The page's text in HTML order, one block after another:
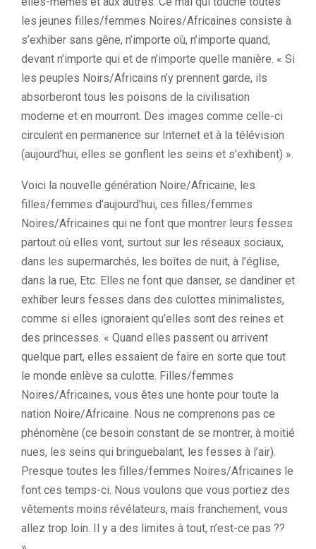
les jeunes filles/femmes Noires/Africaines consiste à
s’exhiber sans gêne, n’importe où, n’importe quand,
devant n’importe qui et de n’importe quelle manière. « Si
les peuples Noirs/Africains n’y prennent garde, ils
absorberont tous les poisons de la civilisation
moderne et en mourront. Des images comme celle-ci
circulent en permanence sur Internet et à la télévision
(aujourd’hui, elles se gonflent les seins et s’exhibent) ».
Voici la nouvelle génération Noire/Africaine, les
filles/femmes d’aujourd’hui, ces filles/femmes
Noires/Africaines qui ne font que montrer leurs fesses
partout où elles vont, surtout sur les réseaux sociaux,
dans les supermarchés, les boîtes de nuit, à l’église,
dans la rue, Etc. Elles ne font que danser, se dandiner et
exhiber leurs fesses dans des culottes minimalistes,
comme si elles ignoraient qu’elles sont des reines et
des princesses. « Quand elles passent ou arrivent
quelque part, elles essaient de faire en sorte que tout
le monde enlève sa culotte. Filles/femmes
Noires/Africaines, vous êtes une honte pour toute la
nation Noire/Africaine. Nous ne comprenons pas ce
phénomène (ce besoin constant de se montrer, à moitié
nues, les seins qui bringuebalant, les fesses à l’air).
Presque toutes les filles/femmes Noires/Africaines le
font ces temps-ci. Nous voulons que vous portiez des
vêtements moins révélateurs, mais franchement, vous
allez trop loin. Il y a des limites à tout, n’est-ce pas ??